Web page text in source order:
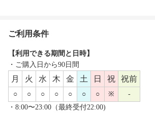
ご利用条件
【利用できる期間と日時】
・ご購入日から90日間
月 火 水 木 金 土 日 祝 祝前
○ ○ ○ ○ ○ ○ ○ ※
-
・8:00〜23:00（最終受付22:00)